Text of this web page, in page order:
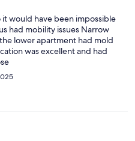
would have been impossible
had mobility issues Narrow
lower apartment had mold
was excellent and had